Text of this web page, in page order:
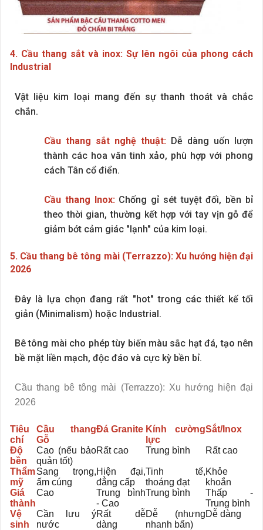
4. Cầu thang sắt và inox: Sự lên ngôi của phong cách
Industrial
Vật liệu kim loại mang đến sự thanh thoát và chắc
chắn.
Cầu thang sắt nghệ thuật: Dễ dàng uốn lượn
thành các hoa văn tinh xảo, phù hợp với phong
cách Tân cổ điển.
Cầu thang Inox:Chống gỉ sét tuyệt đối, bền bỉ
theo thời gian, thường kết hợp với tay vịn gỗ để
giảm bớt cảm giác "lạnh" của kim loại.
5. Cầu thang bê tông mài (Terrazzo): Xu hướng hiện đại
2026
Đây là lựa chọn đang rất "hot" trong các thiết kế tối
giản (Minimalism) hoặc Industrial.
Bê tông mài cho phép tùy biến màu sắc hạt đá, tạo nên
bề mặt liền mạch, độc đáo và cực kỳ bền bỉ.
Cầu thang bê tông mài (Terrazzo): Xu hướng hiện đại
2026
Tiêu
chí
Cầu thang
Gỗ
Đá Granite Kính cường
lực
Sắt/Inox
Độ
bền
Cao (nếu bảo
quản tốt)
Rất cao Trung bình Rất cao
Thẩm
mỹ
Sang trọng,
ấm cúng
Hiện đại,
đẳng cấp
Tinh tế,
thoáng đạt
Khỏe
khoắn
Giá
thành
Cao
Trung bình
- Cao
Trung bình
Thấp -
Trung bình
Vệ
sinh
Cần lưu ý
nước
Rất dễ
dàng
Dễ (nhưng
nhanh bẩn)
Dễ dàng